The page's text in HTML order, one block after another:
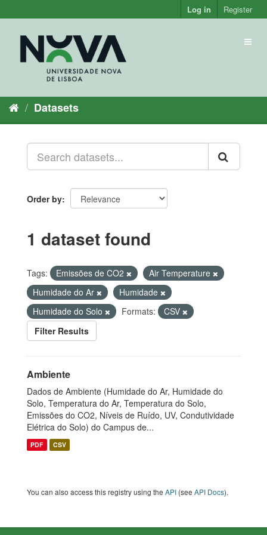
to
Log in Register
Datasets
Order by
1 dataset found
Tags: Emissões de CO2
Air Temperature
Humidade do Ar
Humidade
Humidade do Solo
Formats:
CSV
Filter Results
Ambiente
Dados de Ambiente (Humidade do Ar, Humidade do
Solo, Temperatura do Ar, Temperatura do Solo,
Emissões do CO2, Níveis de Ruído, UV, Condutividade
Elétrica do Solo) do Campus de...
PDF CSV
You can also access this registry using the API (see API Docs).